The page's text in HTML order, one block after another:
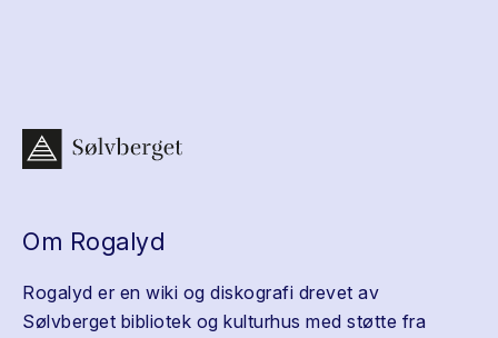
Om Rogalyd
Rogalyd er en wiki og diskografi drevet av
Sølvberget bibliotek og kulturhus med støtte fra